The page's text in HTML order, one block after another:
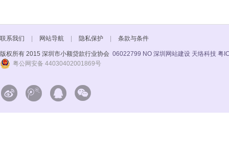
联系我们 网站导航 隐私保护 条款与条件
版权所有 2015 深圳市小额贷款行业协会 06022799 NO 深圳网站建设 天络科技 粤
粤公网安备 44030402001869号
   